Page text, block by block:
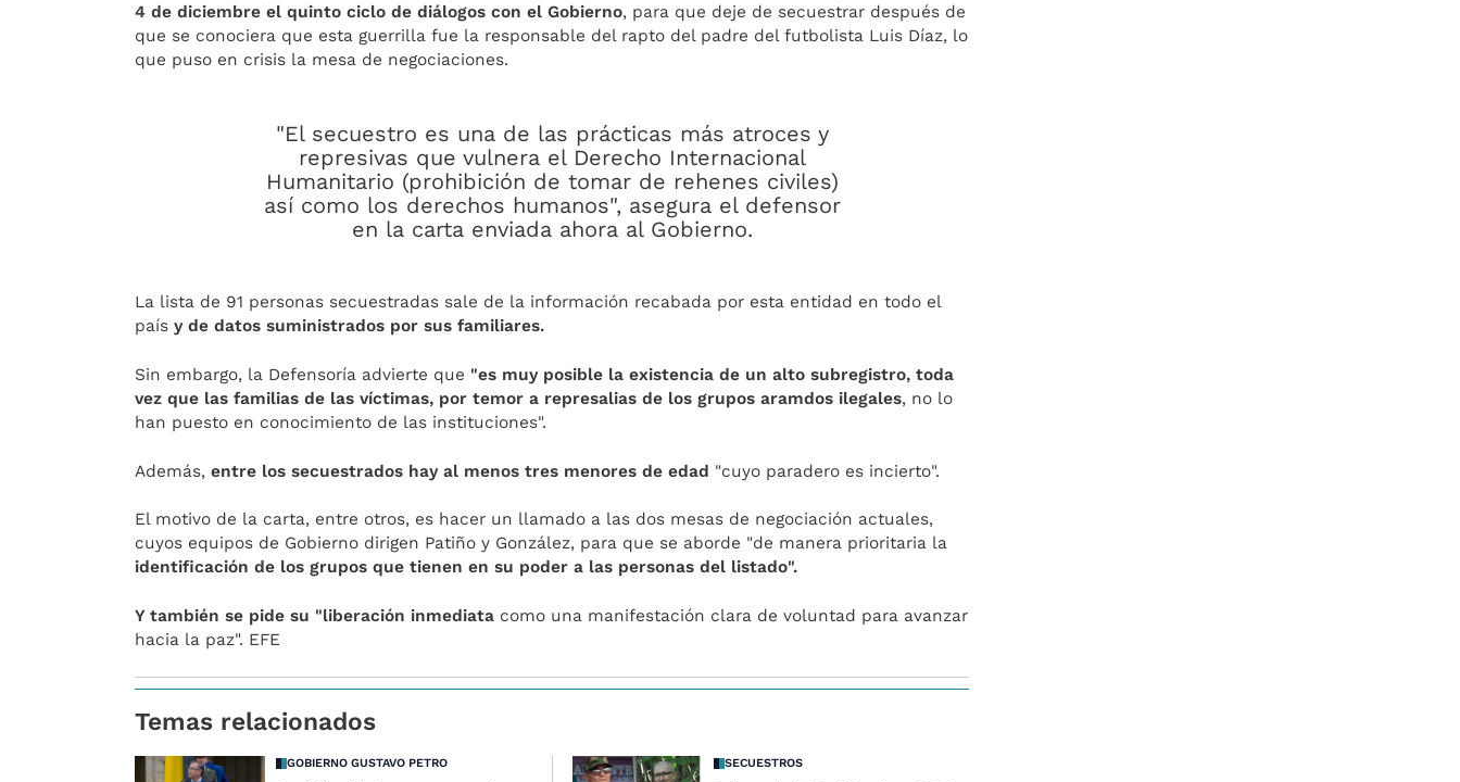
4 de diciembre el quinto ciclo de diálogos con el Gobierno, para que deje de secuestrar después de
que se conociera que esta guerrilla fue la responsable del rapto del padre del futbolista Luis Díaz, lo
que puso en crisis la mesa de negociaciones.
"El secuestro es una de las prácticas más atroces y
represivas que vulnera el Derecho Internacional
Humanitario (prohibición de tomar de rehenes civiles)
así como los derechos humanos", asegura el defensor
en la carta enviada ahora al Gobierno.
La lista de 91 personas secuestradas sale de la información recabada por esta entidad en todo el
paísy de datos suministrados por sus familiares.
Sin embargo, la Defensoría advierte que "es muy posible la existencia de un alto subregistro, toda
vez que las familias de las víctimas, por temor a represalias de los grupos aramdos ilegales, no lo
han puesto en conocimiento de las instituciones".
Además,entre los secuestrados hay al menos tres menores de edad "cuyo paradero es incierto".
El motivo de la carta, entre otros, es hacer un llamado a las dos mesas de negociación actuales,
cuyos equipos de Gobierno dirigen Patiño y González, para que se aborde "de manera prioritaria la
identificación de los grupos que tienen en su poder a las personas del listado".
Y también se pide su "liberación inmediata como una manifestación clara de voluntad para avanzar
hacia la paz". EFE
Temas relacionados
GOBIERNO GUSTAVO PETRO SECUESTROS